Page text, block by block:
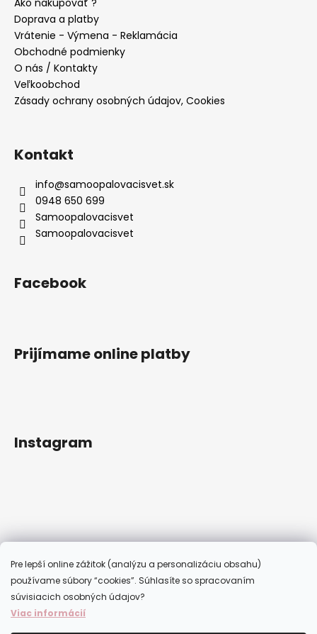
Pre lepší online zážitok (analýzu a personalizáciu obsahu)
používame súbory “cookies”. Súhlasíte so spracovaním
súvisiacich osobných údajov?
Viac informácií
Doprava a platby
Vrátenie - Výmena - Reklamácia
Obchodné podmienky
O nás / Kontakty
Veľkoobchod
Zásady ochrany osobných údajov, Cookies
Kontakt
info@samoopalovacisvet.sk
0948 650 699
Samoopalovacisvet
Samoopalovacisvet
Facebook
Prijímame online platby
Instagram